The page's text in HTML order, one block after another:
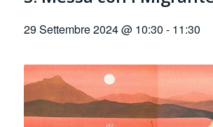
29 Settembre 2024 @ 10:30 - 11:30